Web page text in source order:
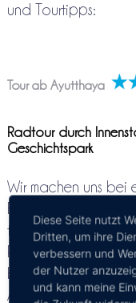
und Tourtipps:
Tour ab Ayutthaya
Radtour durch
Geschichtspark
Wir machen uns bei
Fahrradtour mit der
thailändischen
Ruinen der alten
bekommen einen
Ausmaßen der
Diese Seite nutzt
Dritten, um ihre
verbessern und
der Nutzer
und kann meine